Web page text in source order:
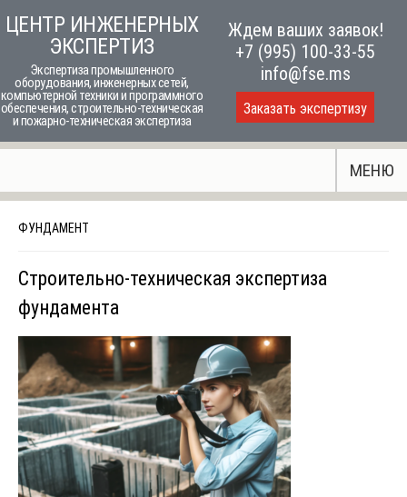
to
content
ЦЕНТР ИНЖЕНЕРНЫХ
ЭКСПЕРТИЗ
Экспертиза промышленного
оборудования, инженерных сетей,
компьютерной техники и программного
обеспечения, строительно-техническая
и пожарно-техническая экспертиза
Ждем ваших заявок!
+7 (995) 100-33-55
info@fse.ms
Заказать экспертизу
МЕНЮ
ФУНДАМЕНТ
Строительно-техническая экспертиза
фундамента